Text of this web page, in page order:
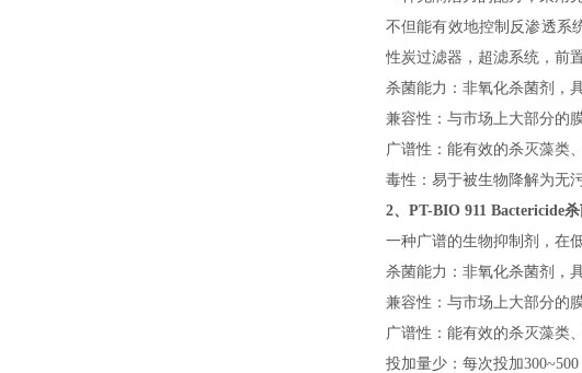
不但能有效地控制反渗透系
性炭过滤器，超滤系统，前
杀菌能力：非氧化杀菌剂，
兼容性：与市场上大部分的
广谱性：能有效的杀灭藻类
毒性：易于被生物降解为无
2、 PT-BIO 911 Bactericide杀
一种广谱的生物抑制剂，在
杀菌能力：非氧化杀菌剂，
兼容性： 与市场上大部分的
广谱性：能有效的杀灭藻类
投加量少：每次投加